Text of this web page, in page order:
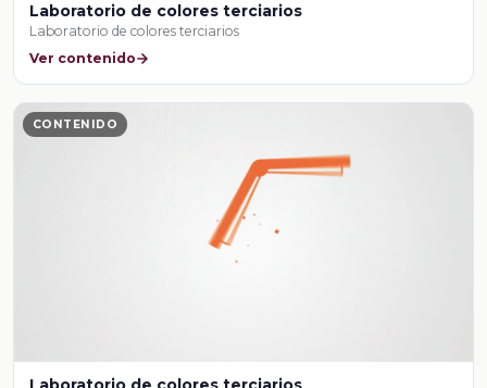
Laboratorio de colores terciarios
Laboratorio de colores terciarios
Ver contenido
CONTENIDO